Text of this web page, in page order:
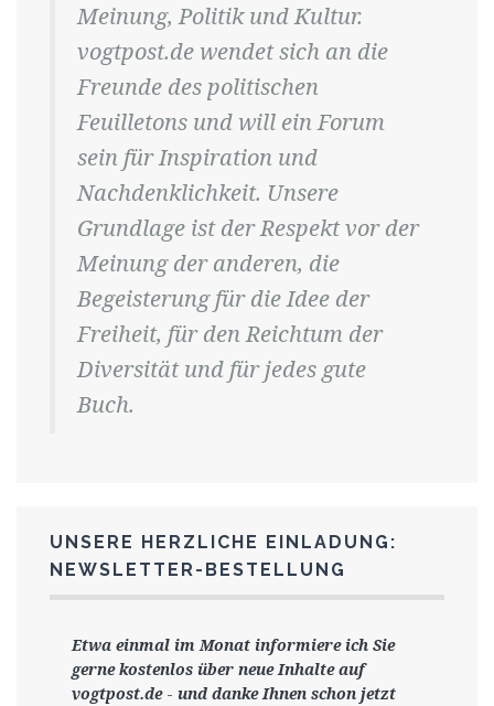
Meinung, Politik und Kultur.
vogtpost.de wendet sich an die
Freunde des politischen
Feuilletons und will ein Forum
sein für Inspiration und
Nachdenklichkeit. Unsere
Grundlage ist der Respekt vor der
Meinung der anderen, die
Begeisterung für die Idee der
Freiheit, für den Reichtum der
Diversität und für jedes gute
Buch.
UNSERE HERZLICHE EINLADUNG:
NEWSLETTER-BESTELLUNG
Etwa einmal im Monat informiere ich Sie
gernekostenlos über neue Inhalte auf
vogtpost.de- und danke Ihnen schon jetzt